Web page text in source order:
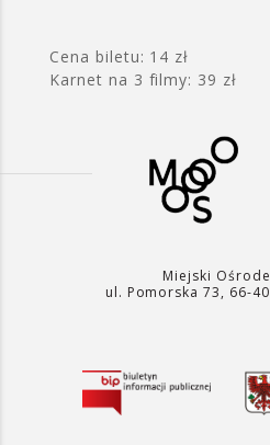
Cena biletu: 14 zł
Karnet na 3 filmy: 39 zł
Miejski
ul. Pomorska 73, 66-